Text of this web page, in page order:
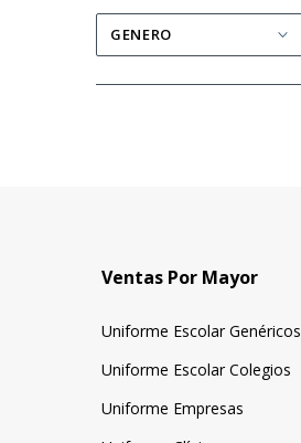
GENERO
Ventas Por Mayor
Uniforme Escolar Genéricos
Uniforme Escolar Colegios
Uniforme Empresas